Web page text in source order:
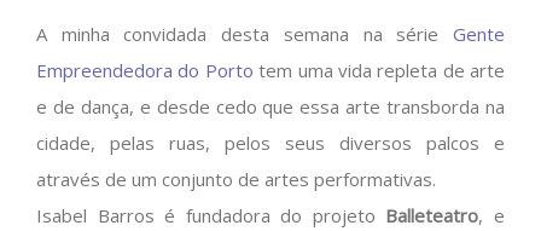
A minha convidada desta semana na série Gente
Empreendedora do Porto tem uma vida repleta de arte
e de dança, e desde cedo que essa arte transborda na
cidade, pelas ruas, pelos seus diversos palcos e
através de um conjunto de artes performativas.
Isabel Barros é fundadora do projeto Balleteatro, e